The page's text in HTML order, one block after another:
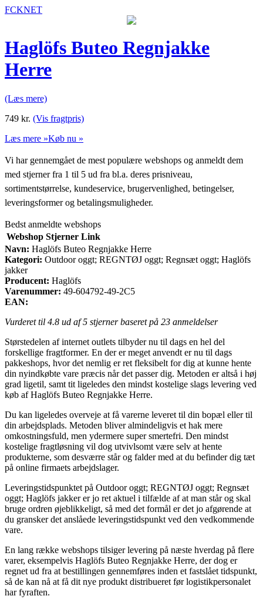
FCKNET
Haglöfs Buteo Regnjakke
Herre
(Læs mere)
749 kr. (Vis fragtpris)
Læs mere »Køb nu »
Vi har gennemgået de mest populære webshops og anmeldt dem
med stjerner fra 1 til 5 ud fra bl.a. deres prisniveau,
sortimentstørrelse, kundeservice, brugervenlighed, betingelser,
leveringsformer og betalingsmuligheder.
Bedst anmeldte webshops
Webshop Stjerner Link
Navn: Haglöfs Buteo Regnjakke Herre
Kategori: Outdoor oggt; REGNTØJ oggt; Regnsæt oggt; Haglöfs
jakker
Producent: Haglöfs
Varenummer: 49-604792-49-2C5
EAN:
Vurderet til 4.8 ud af 5 stjerner baseret på 23 anmeldelser
Størstedelen af internet outlets tilbyder nu til dags en hel del
forskellige fragtformer. En der er meget anvendt er nu til dags
pakkeshops, hvor det nemlig er ret fleksibelt for dig at kunne hente
din nyindkøbte vare præcis når det passer dig. Metoden er altså i høj
grad ligetil, samt tit ligeledes den mindst kostelige slags levering ved
køb af Haglöfs Buteo Regnjakke Herre.
Du kan ligeledes overveje at få varerne leveret til din bopæl eller til
din arbejdsplads. Metoden bliver almindeligvis et hak mere
omkostningsfuld, men ydermere super smertefri. Den mindst
kostelige fragtløsning vil dog utvivlsomt være selv at hente
produkterne, som desværre står og falder med at du befinder dig tæt
på online firmaets arbejdslager.
Leveringstidspunktet på Outdoor oggt; REGNTØJ oggt; Regnsæt
oggt; Haglöfs jakker er jo ret aktuel i tilfælde af at man står og skal
bruge ordren øjeblikkeligt, så med det formål er det jo afgørende at
du gransker det anslåede leveringstidspunkt ved den vedkommende
vare.
En lang række webshops tilsiger levering på næste hverdag på flere
varer, eksempelvis Haglöfs Buteo Regnjakke Herre, der dog er
regnet ud fra at bestillingen gennemføres inden et fastslået tidspunkt,
så de kan nå at få dit nye produkt distribueret før logistikpersonalet
har fyraften.